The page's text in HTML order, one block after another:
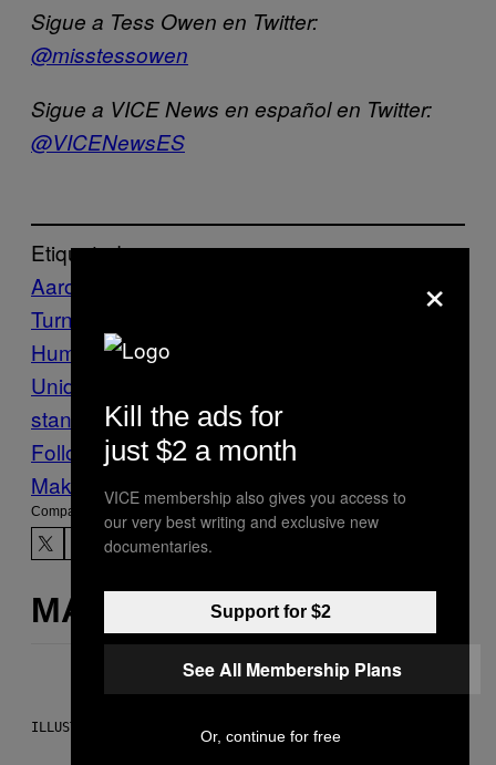
Sigue a Tess Owen en Twitter:
@misstessowen
Sigue a VICE News en español en Twitter:
@VICENewsES
Etiquetado:
Aaron Persky
Brock
Turner
Humanos Estados
Unidos
stanford
VICE News violación
Follow Us On Discover
Make Us Preferred In Top Stories
Compartir:
MÁS DE LO MISMO
ILLUSTRATION BY REESA
×
Kill the ads for
just $2 a month
VICE membership also gives you access to
our very best writing and exclusive new
documentaries.
Support for $2
See All Membership Plans
Or, continue for free